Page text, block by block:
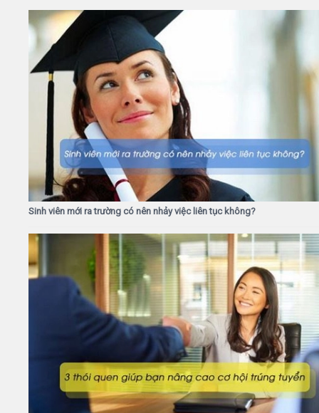
Sinh viên mới ra trường có nên nhảy việc liên tục không?